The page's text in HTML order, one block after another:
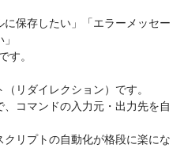
に保存したい」「エラーメッセー
。
リダイレクション）です。
コマンドの入力元・出力先を自
リプトの自動化が格段に楽にな